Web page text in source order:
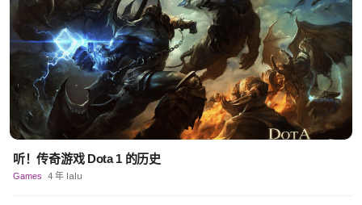
听！传奇游戏 Dota 1 的历史
Games 4 年 lalu